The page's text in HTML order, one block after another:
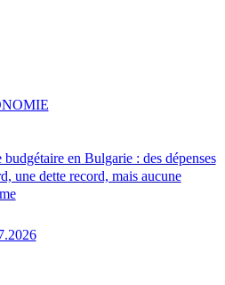
budgétaire en Bulgarie : des dépenses
une dette record, mais aucune